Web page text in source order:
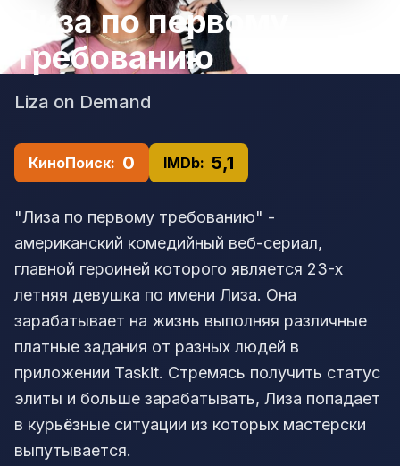
Лиза по первому
требованию
Liza on Demand
КиноПоиск: 0 IMDb: 5,1
"Лиза по первому требованию" -
американский комедийный веб-сериал,
главной героиней которого является 23-х
летняя девушка по имени Лиза. Она
зарабатывает на жизнь выполняя различные
платные задания от разных людей в
приложении Taskit. Стремясь получить статус
элиты и больше зарабатывать, Лиза попадает
в курьёзные ситуации из которых мастерски
выпутывается.